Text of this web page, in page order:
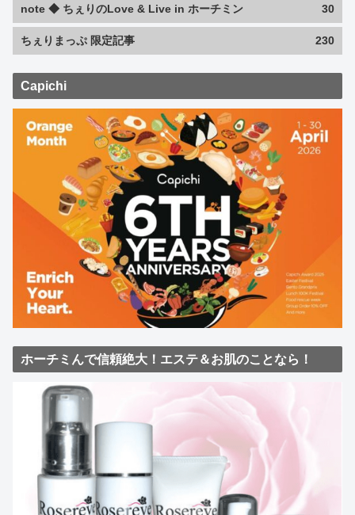
note ◆ ちぇりのLove & Live in ホーチミン 30
ちぇりまっぷ 限定記事 230
Capichi
ホーチミんで信頼絶大！エステ＆お肌のことなら！